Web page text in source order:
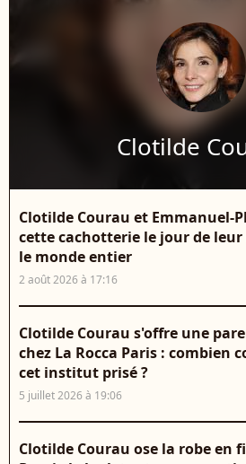
Clotilde
Clotilde Courau et Emmanuel-
cette cachotterie le jour de
le monde entier
2 août 2026 à 17:16
Clotilde Courau s'offre une
chez La Rocca Paris : combien
cet institut prisé ?
5 juillet 2026 à 19:06
Clotilde Courau ose la robe en